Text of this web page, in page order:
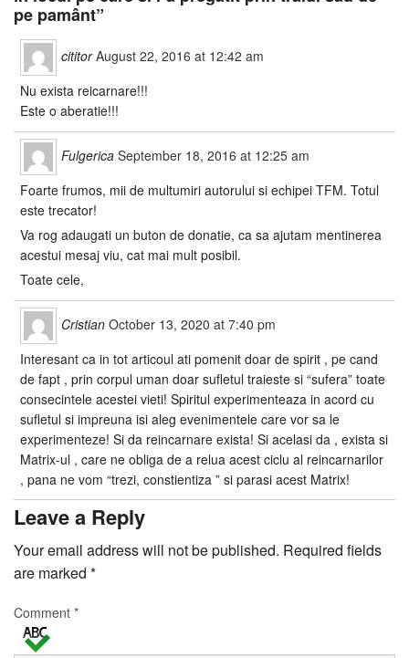
pe pamânt”
cititor August 22, 2016 at 12:42 am
Nu exista reicarnare!!!
Este o aberatie!!!
Fulgerica September 18, 2016 at 12:25 am
Foarte frumos, mii de multumiri autorului si echipei TFM. Totul
este trecator!
Va rog adaugati un buton de donatie, ca sa ajutam mentinerea
acestui mesaj viu, cat mai mult posibil.
Toate cele,
Cristian October 13, 2020 at 7:40 pm
Interesant ca in tot articoul ati pomenit doar de spirit , pe cand
de fapt , prin corpul uman doar sufletul traieste si “sufera” toate
consecintele acestei vieti! Spiritul experimenteaza in acord cu
sufletul si impreuna isi aleg evenimentele care vor sa le
experimenteze! Si da reincarnare exista! Si acelasi da , exista si
Matrix-ul , care ne obliga de a relua acest ciclu al reincarnarilor
, pana ne vom “trezi, constientiza ” si parasi acest Matrix!
Leave a Reply
Your email address will not be published. Required fields
are marked *
Comment *